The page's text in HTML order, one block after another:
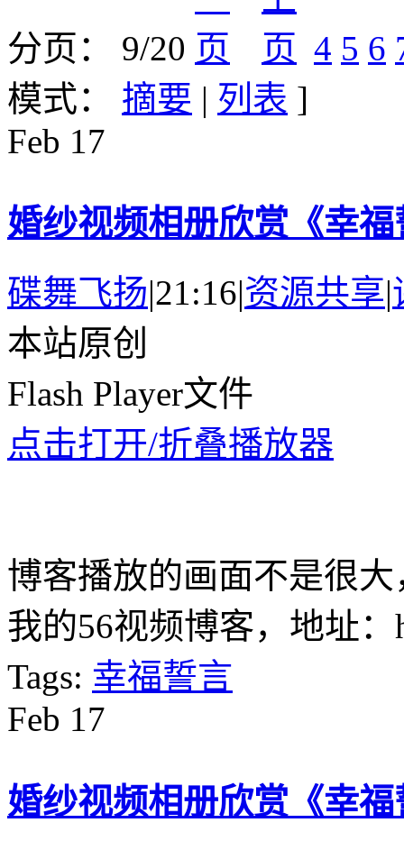
分页： 9/20 4 5 6
模式： 摘要 | 列表 ]
Feb 17
婚纱视频相册欣赏《幸
碟舞飞扬|21:16|资源共享|
本站原创
Flash Player文件
点击打开/折叠播放器
博客播放的画面不是很
我的56视频博客，地址：
Tags: 幸福誓言
Feb 17
婚纱视频相册欣赏《幸